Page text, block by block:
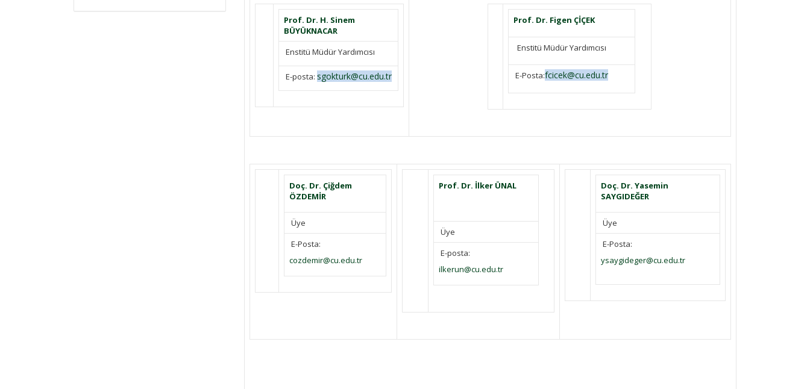
Prof. Dr. H. Sinem
BÜYÜKNACAR
Enstitü Müdür Yardımcısı
E-posta: sgokturk@cu.edu.tr
Prof. Dr. Figen ÇİÇEK
Enstitü Müdür Yardımcısı
E-Posta:fcicek@cu.edu.tr
Doç. Dr. Çiğdem
ÖZDEMİR
Üye
E-Posta:
cozdemir@cu.edu.tr
Prof. Dr. İlker ÜNAL
Üye
E-posta:
ilkerun@cu.edu.tr
Doç. Dr. Yasemin
SAYGIDEĞER
Üye
E-Posta:
ysaygideger@cu.edu.tr